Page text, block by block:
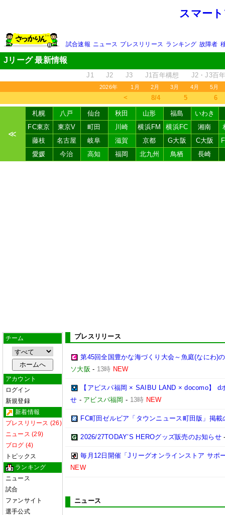
スマー
試合速報 ニュース プレスリリース ランキング 故障者
Jリーグ 最新情報
J1 J2 J3 J1百年構想 J2・J3百
2026年 1月 2月 3月 4月 5月
＜ 8/4 5 6
≪
札幌 八戸 仙台 秋田 山形 福島
いわき
FC東京
東京V 町田 川崎 横浜FM 横浜FC 湘南
藤枝
名古屋 岐阜 滋賀 京都 G大阪 C大阪
愛媛
今治 高知 福岡 北九州 鳥栖 長崎
チーム
アカウント
ログイン
新規登録
新着情報
プレスリリース (26)
ニュース (29)
ブログ (4)
トピックス
ランキング
ニュース
試合
ファンサイト
選手公式
プレスリリース
第45回全国豊かな海づくり大会～魚庭(なにわ)
ソ大阪 - 13時 NEW
【アビスパ福岡 × SAIBU LAND × docomo】
せ - アビスパ福岡 - 13時 NEW
FC町田ゼルビア「タウンニュース町田版」掲載
2026/27TODAY’S HEROグッズ販売のお知らせ
毎月12日開催「Jリーグオンラインストア サポ
NEW
ニュース